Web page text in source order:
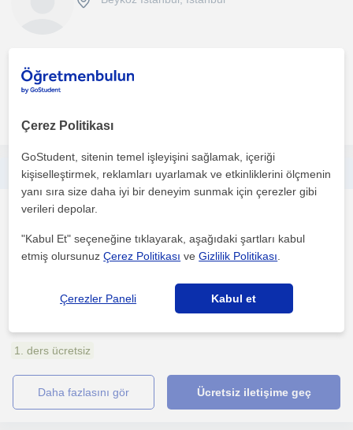
çalışırım. Empati duygum çok kuvvetlidir bir öğrencinin nas...
İlkokul seviyesinde bütün dersler ve okuma yazma eğitimi
Emekli ve özel sektörde yedi yıldır çalışan sınıf
öğretmeniyim,okuma yazma sorunu çözümü,ödev desteği ve ders
1. ders ücretsiz
daha fazlasını gör Ücretsiz iletişime geç
Çerez Politikası
GoStudent, sitenin temel işleyişini sağlamak, içeriği
kişiselleştirmek, reklamları uyarlamak ve etkinliklerini ölçmenin
yanı sıra size daha iyi bir deneyim sunmak için çerezler gibi
verileri depolar.
"Kabul Et" seçeneğine tıklayarak, aşağıdaki şartları kabul
etmiş olursunuzÇerez Politikası veGizlilik Politikası
Çerezler Paneli Kabul et